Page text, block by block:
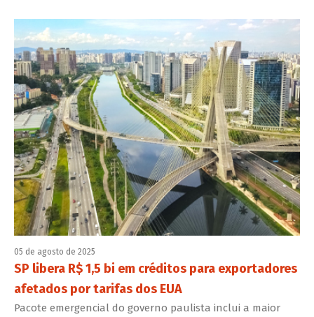
05 de agosto de 2025
SP libera R$ 1,5 bi em créditos para exportadores
afetados por tarifas dos EUA
Pacote emergencial do governo paulista inclui a maior